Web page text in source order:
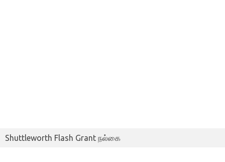
Shuttleworth Flash Grant நல்கை